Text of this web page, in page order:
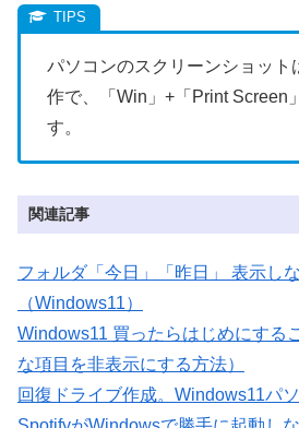
パソコンのスクリーンショット
作で、「Win」+「Print Screen
す。
関連記事
フォルダ「今日」「昨日」 表示し
（Windows11）
Windows11 買ったらはじめにする
な項目を非表示にする方法）
回復ドライブ作成。Windows11パ